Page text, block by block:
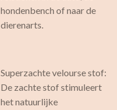
hondenbench of naar de
dierenarts.
Superzachte velourse stof:
De zachte stof stimuleert
het natuurlijke